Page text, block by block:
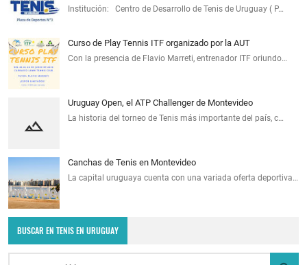
Institución: Centro de Desarrollo de Tenis de Uruguay ( P…
Curso de Play Tennis ITF organizado por la AUT
Con la presencia de Flavio Marreti, entrenador ITF oriundo…
Uruguay Open, el ATP Challenger de Montevideo
La historia del torneo de Tenis más importante del país, c…
Canchas de Tenis en Montevideo
La capital uruguaya cuenta con una variada oferta deportiva…
BUSCAR EN TENIS EN URUGUAY